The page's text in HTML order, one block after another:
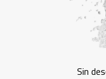
Sin